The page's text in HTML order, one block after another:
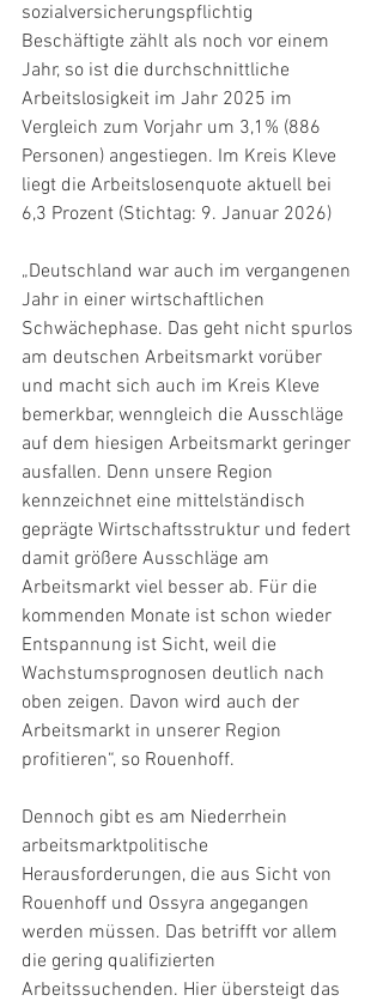
sozialversicherungspflichtig
Beschäftigte zählt als noch vor einem
Jahr, so ist die durchschnittliche
Arbeitslosigkeit im Jahr 2025 im
Vergleich zum Vorjahr um 3,1% (886
Personen) angestiegen. Im Kreis Kleve
liegt die Arbeitslosenquote aktuell bei
6,3 Prozent (Stichtag: 9. Januar 2026)
„Deutschland war auch im vergangenen
Jahr in einer wirtschaftlichen
Schwächephase. Das geht nicht spurlos
am deutschen Arbeitsmarkt vorüber
und macht sich auch im Kreis Kleve
bemerkbar, wenngleich die Ausschläge
auf dem hiesigen Arbeitsmarkt geringer
ausfallen. Denn unsere Region
kennzeichnet eine mittelständisch
geprägte Wirtschaftsstruktur und federt
damit größere Ausschläge am
Arbeitsmarkt viel besser ab. Für die
kommenden Monate ist schon wieder
Entspannung ist Sicht, weil die
Wachstumsprognosen deutlich nach
oben zeigen. Davon wird auch der
Arbeitsmarkt in unserer Region
profitieren“, so Rouenhoff.
Dennoch gibt es am Niederrhein
arbeitsmarktpolitische
Herausforderungen, die aus Sicht von
Rouenhoff und Ossyra angegangen
werden müssen. Das betrifft vor allem
die gering qualifizierten
Arbeitssuchenden. Hier übersteigt das